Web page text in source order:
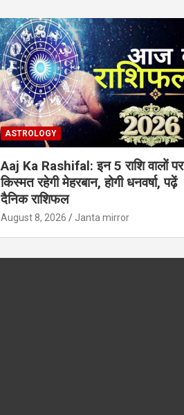
ASTROLOGY
Aaj Ka Rashifal: इन 5 राशि वालों पर
किस्मत रहेगी मेहरबान, होगी धनवर्षा, पढ़ें
दैनिक राशिफल
August 8, 2026 Janta mirror